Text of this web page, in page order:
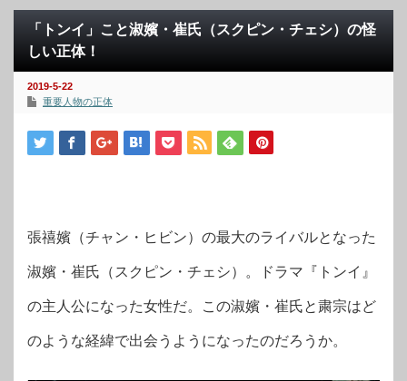
「トンイ」こと淑嬪・崔氏（スクピン・チェシ）の怪
しい正体！
2019-5-22
重要人物の正体
張禧嬪（チャン・ヒビン）の最大のライバルとなった
淑嬪・崔氏（スクピン・チェシ）。ドラマ『トンイ』
の主人公になった女性だ。この淑嬪・崔氏と粛宗はど
のような経緯で出会うようになったのだろうか。